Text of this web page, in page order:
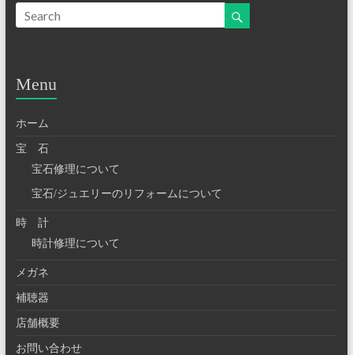
Menu
ホーム
宝 石
宝石修理について
宝石/ジュエリーのリフォームについて
時 計
時計修理について
メガネ
補聴器
店舗概要
お問い合わせ